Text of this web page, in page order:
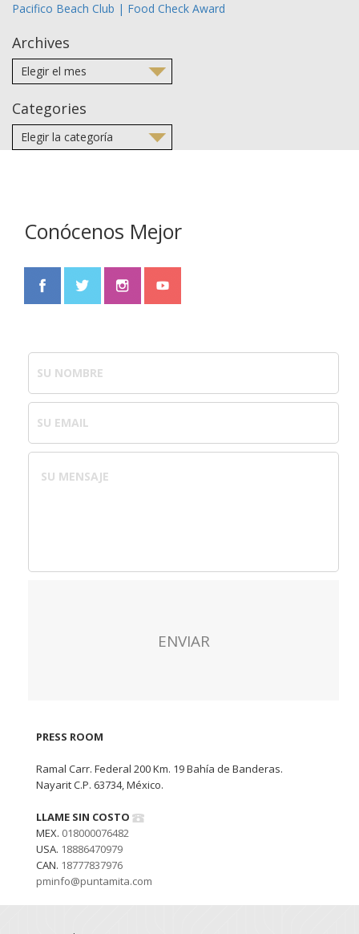
Pacifico Beach Club | Food Check Award
Archives
Categories
Conócenos Mejor
PRESS ROOM
Ramal Carr. Federal 200 Km. 19 Bahía de Banderas.
Nayarit C.P. 63734, México.
LLAME SIN COSTO
MEX. 018000076482
USA. 18886470979
CAN. 18777837976
pminfo@puntamita.com